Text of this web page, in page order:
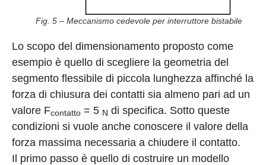
Fig. 5 – Meccanismo cedevole per interruttore bistabile
Lo scopo del dimensionamento proposto come
esempio è quello di scegliere la geometria del
segmento flessibile di piccola lunghezza affinché la
forza di chiusura dei contatti sia almeno pari ad un
valore Fcontatto = 5 N di specifica. Sotto queste
condizioni si vuole anche conoscere il valore della
forza massima necessaria a chiudere il contatto.
Il primo passo è quello di costruire un modello